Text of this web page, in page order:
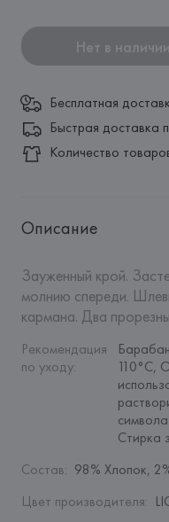
Нет в наличии
Бесплатная
Быстрая доставка
Количество
Описание
Зауженный крой.
молнию спереди.
кармана. Два
Рекомендация
по уходу:
110°C,
Стирка
Состав: 98% Хлопок,
Цвет производителя: